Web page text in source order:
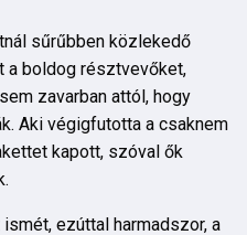
sűrűbben közlekedő
a boldog résztvevőket,
zavarban attól, hogy
Aki végigfutotta a csaknem
kapott, szóval ők
ezúttal harmadszor, a